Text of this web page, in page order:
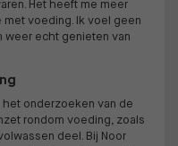
Het heeft me meer
met voeding. Ik voel geen
weer echt genieten van
onderzoeken van de
rondom voeding, zoals
deel. Bij Noor